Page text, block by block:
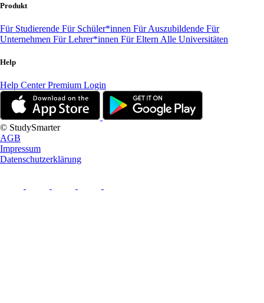
Produkt
Für Studierende Für Schüler*innen Für Auszubildende Für
Unternehmen Für Lehrer*innen Für Eltern Alle Universitäten
Help
Help CenterPremium Login
© StudySmarter
AGB
Impressum
Datenschutzerklärung